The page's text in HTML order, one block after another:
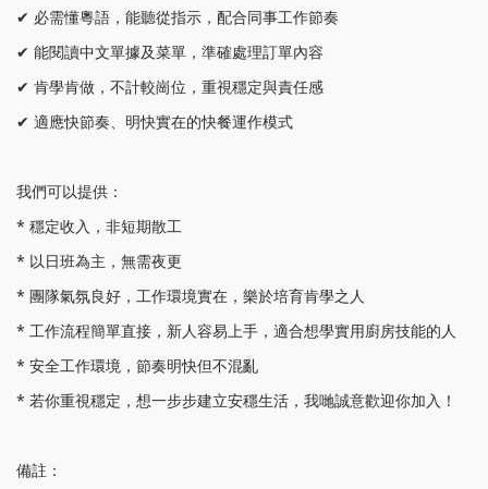
✔ 必需懂粵語，能聽從指示，配合同事工作節奏
✔ 能閱讀中文單據及菜單，準確處理訂單內容
✔ 肯學肯做，不計較崗位，重視穩定與責任感
✔ 適應快節奏、明快實在的快餐運作模式
我們可以提供：
* 穩定收入，非短期散工
* 以日班為主，無需夜更
* 團隊氣氛良好，工作環境實在，樂於培育肯學之人
* 工作流程簡單直接，新人容易上手，適合想學實用廚房技能的人
* 安全工作環境，節奏明快但不混亂
* 若你重視穩定，想一步步建立安穩生活，我哋誠意歡迎你加入！
備註：